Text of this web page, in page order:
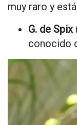
muy raro y
G. de Spix
conocido